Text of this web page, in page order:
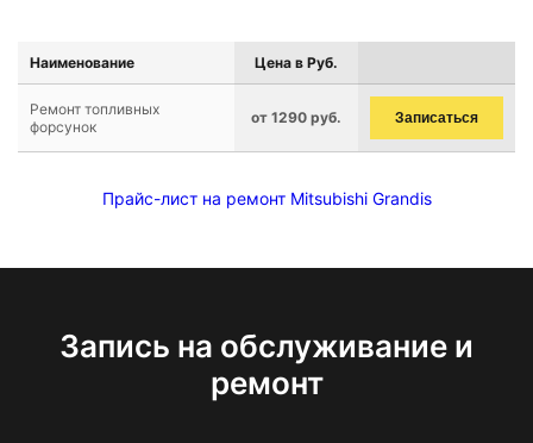
Наименование Цена в Руб.
Ремонт топливных
форсунок
от 1290 руб. Записаться
Прайс-лист на ремонт Mitsubishi Grandis
Запись на обслуживание и
ремонт